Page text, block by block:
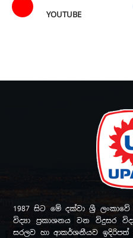
YOUTUBE
1987 සිට මේ දක්වා ශ්‍රී
විද්‍යා ප්‍රකාශනය වන විදුසර
සරලව හා ආකර්ශනීයව ඉදිරිපත්